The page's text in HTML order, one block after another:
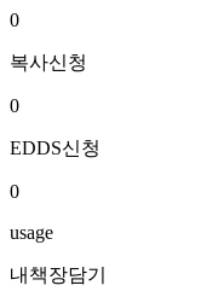
0
복사신청
0
EDDS신청
0
usage
내책장담기